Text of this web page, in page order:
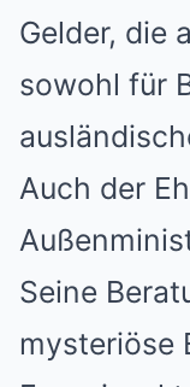
Gelder, die
sowohl für
Auch der
Seine
mysteriöse